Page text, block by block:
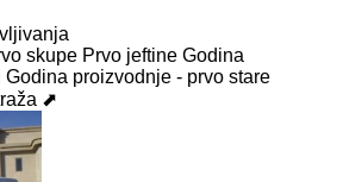
skupe Prvo jeftine Godina
Godina proizvodnje - prvo stare
⬈